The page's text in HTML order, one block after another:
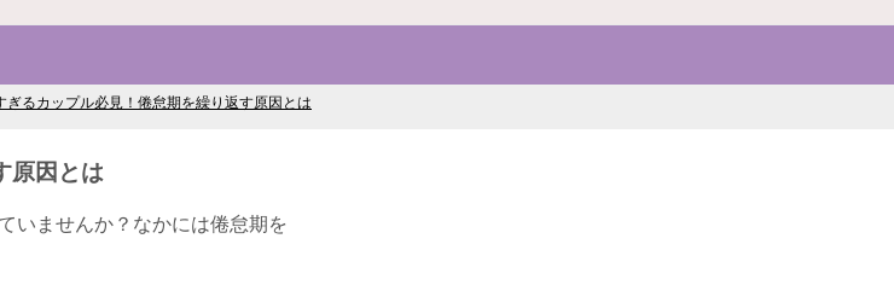
ぎるカップル必見！倦怠期を繰り返す原因とは
原因とは
いませんか？なかには倦怠期を